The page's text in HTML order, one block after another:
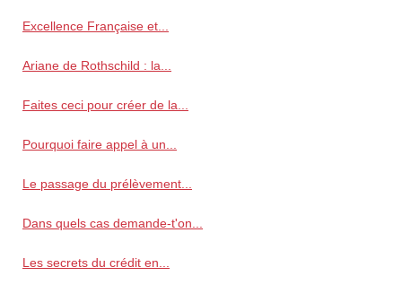
Excellence Française et...
Ariane de Rothschild : la...
Faites ceci pour créer de la...
Pourquoi faire appel à un...
Le passage du prélèvement...
Dans quels cas demande-t'on...
Les secrets du crédit en...